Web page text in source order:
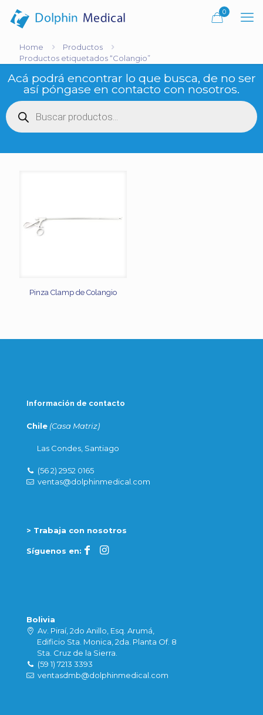
0
Home
Productos
Productos etiquetados “Colangio”
Acá podrá encontrar lo que busca, de no ser
así póngase en contacto con nosotros.
Búsqueda
de
productos
Pinza Clamp de Colangio
Información de contacto
Chile (Casa Matriz)
Las Condes, Santiago
(56 2) 2952 0165
ventas@dolphinmedical.com
> Trabaja con nosotros
Síguenos en:
Bolivia
Av. Piraí, 2do Anillo, Esq. Arumá,
Edificio Sta. Monica, 2da. Planta Of. 8
Sta. Cruz de la Sierra.
(59 1) 7213 3393
ventasdmb@dolphinmedical.com